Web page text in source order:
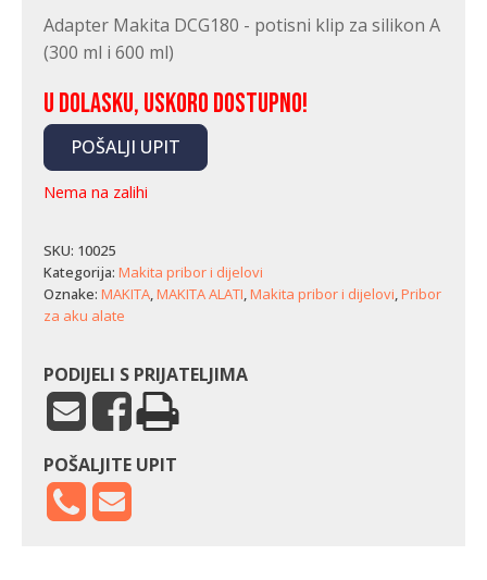
Adapter Makita DCG180 - potisni klip za silikon A
(300 ml i 600 ml)
U dolasku, uskoro dostupno!
POŠALJI UPIT
Nema na zalihi
SKU: 10025
Kategorija: Makita pribor i dijelovi
Oznake: MAKITA,MAKITA ALATI,Makita pribor i dijelovi,Pribor
za aku alate
PODIJELI S PRIJATELJIMA
POŠALJITE UPIT